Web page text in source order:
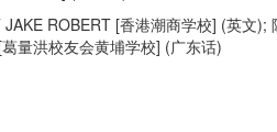
ROBERT [香港潮商学校] (英文
量洪校友会黄埔学校] (广东话)